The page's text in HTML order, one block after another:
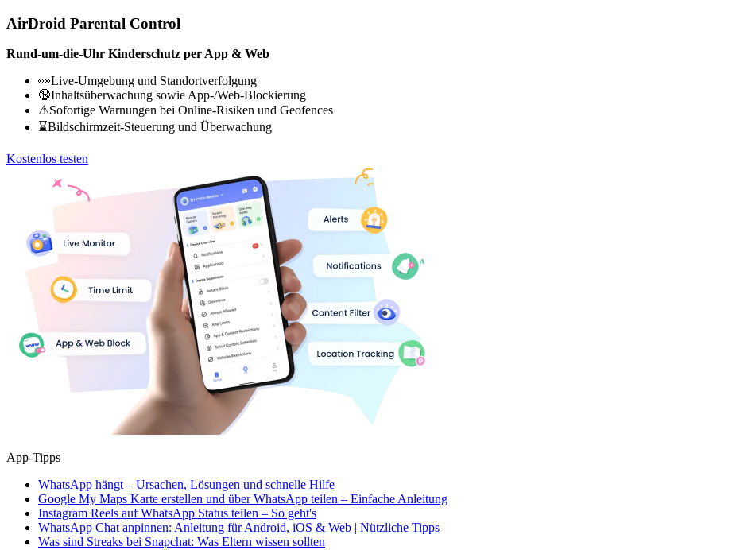
AirDroid Parental Control
Rund-um-die-Uhr Kinderschutz per App & Web
👀Live-Umgebung und Standortverfolgung
🔞Inhaltsüberwachung sowie App-/Web-Blockierung
⚠Sofortige Warnungen bei Online-Risiken und Geofences
⌛Bildschirmzeit-Steuerung und Überwachung
Kostenlos testen
App-Tipps
WhatsApp hängt – Ursachen, Lösungen und schnelle Hilfe
Google My Maps Karte erstellen und über WhatsApp teilen – Einfache Anleitung
Instagram Reels auf WhatsApp Status teilen – So geht's
WhatsApp Chat anpinnen: Anleitung für Android, iOS & Web | Nützliche Tipps
Was sind Streaks bei Snapchat: Was Eltern wissen sollten